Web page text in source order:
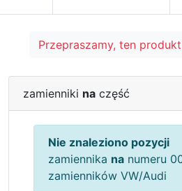
Przepraszamy, ten
zamienniki na część
Nie znaleziono pozycji
zamiennika na numeru
zamienników VW/Audi